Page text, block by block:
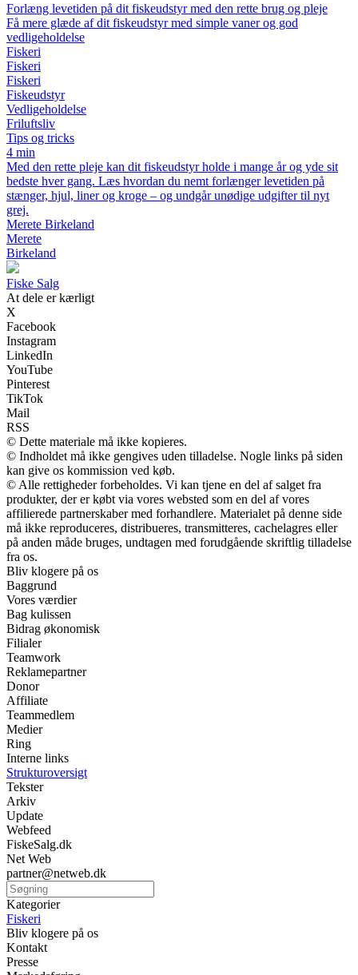
Forlæng levetiden på dit fiskeudstyr med den rette brug og pleje
Få mere glæde af dit fiskeudstyr med simple vaner og god
vedligeholdelse
Fiskeri
Fiskeri
Fiskeri
Fiskeudstyr
Vedligeholdelse
Friluftsliv
Tips og tricks
4 min
Med den rette pleje kan dit fiskeudstyr holde i mange år og yde sit
bedste hver gang. Læs hvordan du nemt forlænger levetiden på
stænger, hjul, liner og kroge – og undgår unødige udgifter til nyt
grej.
Merete Birkeland
Merete
Birkeland
Fiske Salg
At dele er kærligt
X
Facebook
Instagram
LinkedIn
YouTube
Pinterest
TikTok
Mail
RSS
© Dette materiale må ikke kopieres.
© Indholdet må ikke gengives uden tilladelse. Nogle links på siden
kan give os kommission ved køb.
© Alle rettigheder forbeholdes. Vi kan tjene en del af salget fra
produkter, der er købt via vores websted som en del af vores
affilierede partnerskaber med forhandlere. Materialet på denne side
må ikke reproduceres, distribueres, transmitteres, cachelagres eller
på anden måde bruges, undtagen med forudgående skriftlig tilladelse
fra os.
Bliv klogere på os
Baggrund
Vores værdier
Bag kulissen
Bidrag økonomisk
Filialer
Teamwork
Reklamepartner
Donor
Affiliate
Teammedlem
Medier
Ring
Interne links
Strukturoversigt
Tekster
Arkiv
Update
Webfeed
FiskeSalg.dk
Net Web
partner@netweb.dk
Kategorier
Fiskeri
Bliv klogere på os
Kontakt
Presse